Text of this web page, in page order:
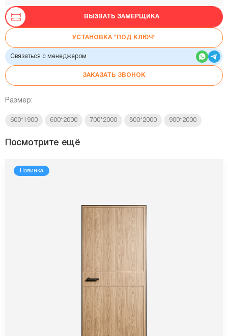
ВЫЗВАТЬ ЗАМЕРЩИКА
УСТАНОВКА “ПОД КЛЮЧ”
Связаться с менеджером
ЗАКАЗАТЬ ЗВОНОК
Размер:
600*1900 600*2000 700*2000 800*2000 900*2000
Посмотрите ещё
Новинка